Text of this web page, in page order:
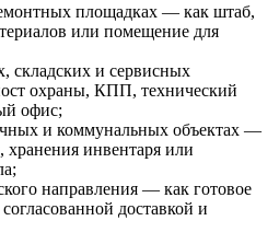
площадках — как штаб,
или помещение для
складских и сервисных
охраны, КПП, технический
офис;
и коммунальных объектах —
хранения инвентаря или
направления — как готовое
доставкой и